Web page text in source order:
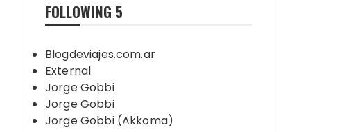
FOLLOWING 5
Blogdeviajes.com.ar
External
Jorge Gobbi
Jorge Gobbi
Jorge Gobbi (Akkoma)